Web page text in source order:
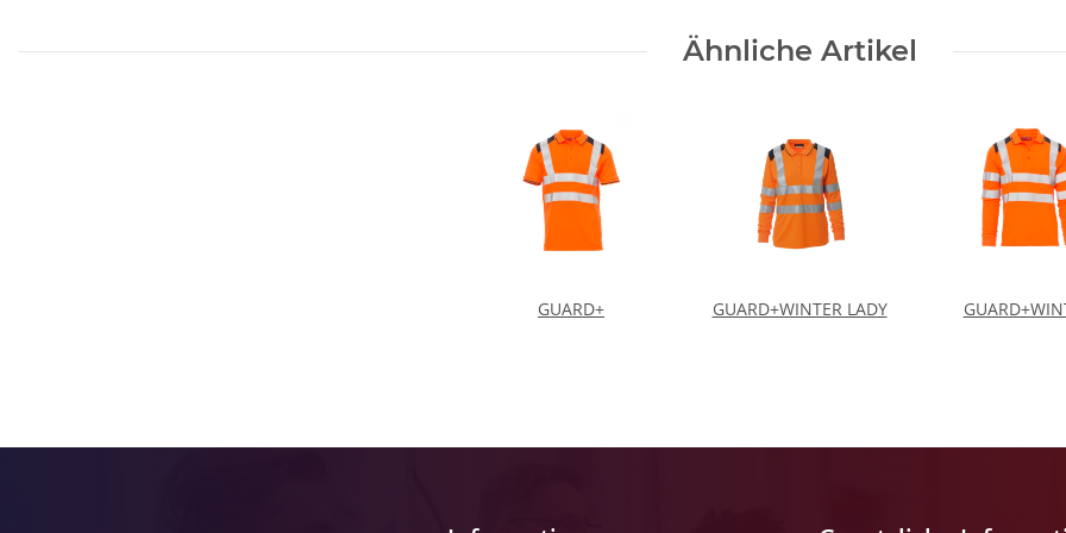
Ähnliche Artikel
GUARD+ GUARD+WINTER LADY